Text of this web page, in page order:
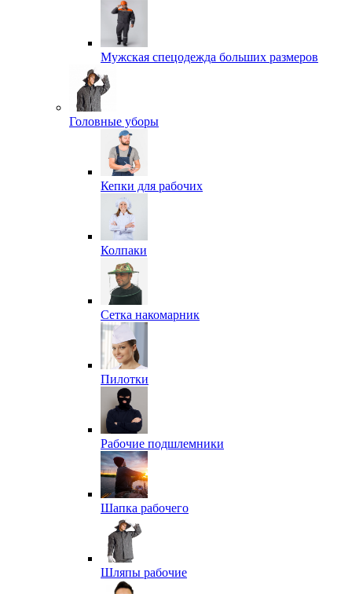
Мужская спецодежда больших размеров
Головные уборы
Кепки для рабочих
Колпаки
Сетка накомарник
Пилотки
Рабочие подшлемники
Шапка рабочего
Шляпы рабочие